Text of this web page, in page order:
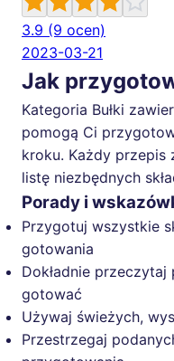
3.9 (9 ocen)
2023-03-21
Jak
Kategoria Bułki
pomogą Ci
kroku. Każdy przepis
listę niezbędnych
Porady i
Przygotuj wszystkie
gotowania
Dokładnie
gotować
Używaj świeżych,
Przestrzegaj